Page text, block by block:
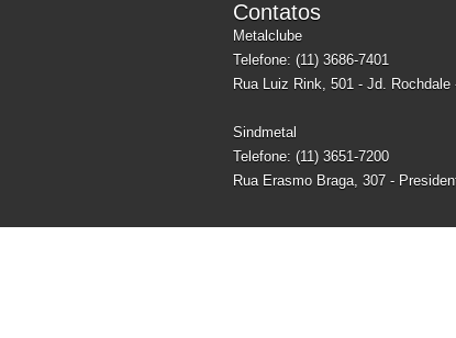
Contatos
Metalclube
Telefone: (11) 3686-7401
Rua Luiz Rink, 501 - Jd.
Sindmetal
Telefone: (11) 3651-7200
Rua Erasmo Braga, 307 -